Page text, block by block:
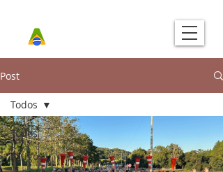
Post
Todos
Artigos
Todos